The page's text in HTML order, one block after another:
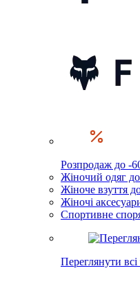
Розпродаж до -
Жіночий одяг
Жіноче взуття
Жіночі
Спортивне
Переглянути всі